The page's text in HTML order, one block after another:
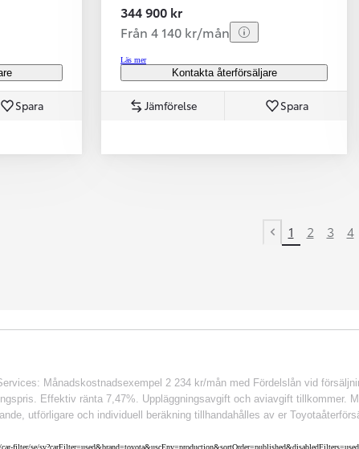
Spara
344 900 kr
Från 4 140 kr/mån
Läs mer
Kontakta återförsäljare
Jämförelse Spara
Previous page
1 2 3 4
Månadskostnadsexempel 2 234 kr/mån med Fördelslån vid
Effektiv ränta 7,47%. Uppläggningsavgift och aviavgift
utförligare och individuell beräkning tillhandahålles av er
filter/se/